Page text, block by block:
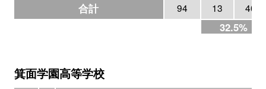
合計 94 13 40
32.5%
箕面学園高等学校